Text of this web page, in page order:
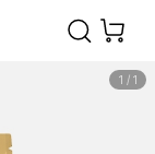
1 / 1